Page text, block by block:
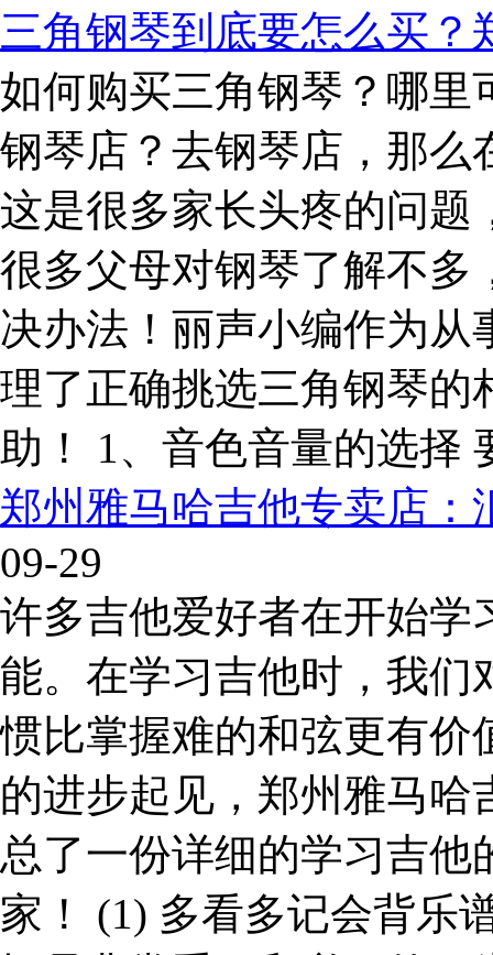
三角钢琴到底要怎么买？
如何购买三角钢琴？哪里
钢琴店？去钢琴店，那么
这是很多家长头疼的问题
很多父母对钢琴了解不多
决办法！丽声小编作为
理了正确挑选三角钢琴的
助！ 1、音色音量的选择
郑州雅马哈吉他专卖店：
09-29
许多吉他爱好者在开始学
能。在学习吉他时，我们
惯比掌握难的和弦更有价
的进步起见，郑州雅马
总了一份详细的学习吉他
家！ (1) 多看多记会背乐